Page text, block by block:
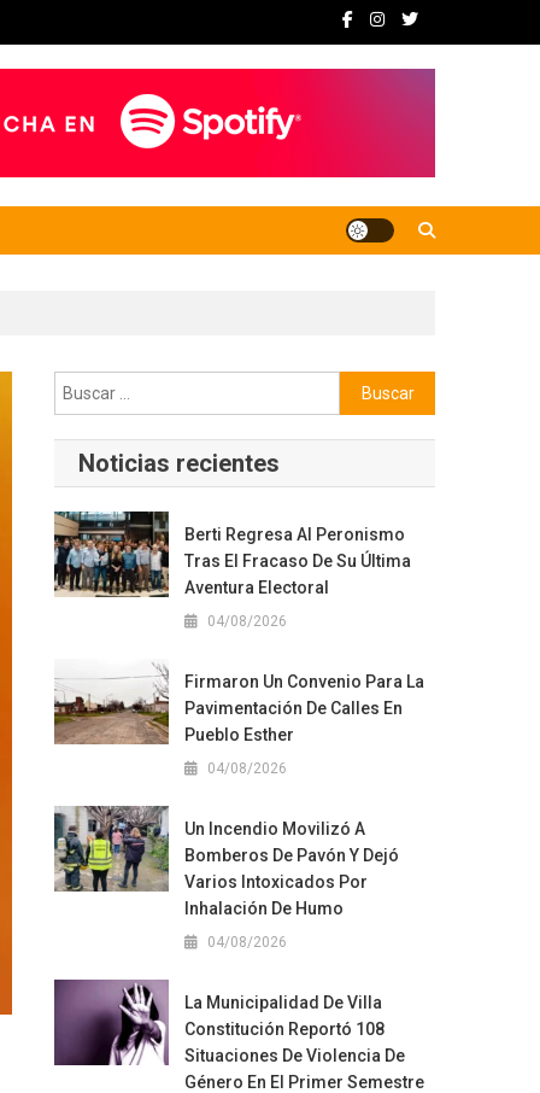
Buscar:
Noticias recientes
Berti Regresa Al Peronismo
Tras El Fracaso De Su Última
Aventura Electoral
04/08/2026
Firmaron Un Convenio Para La
Pavimentación De Calles En
Pueblo Esther
04/08/2026
Un Incendio Movilizó A
Bomberos De Pavón Y Dejó
Varios Intoxicados Por
Inhalación De Humo
04/08/2026
La Municipalidad De Villa
Constitución Reportó 108
Situaciones De Violencia De
Género En El Primer Semestre